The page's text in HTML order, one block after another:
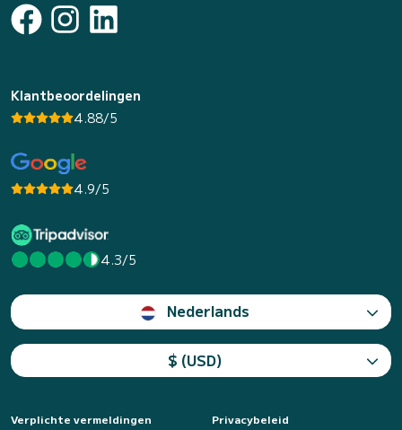
Klantbeoordelingen
4.88/5
4.9/5
4.3/5
Nederlands
$ (USD)
Verplichte vermeldingen
Privacybeleid